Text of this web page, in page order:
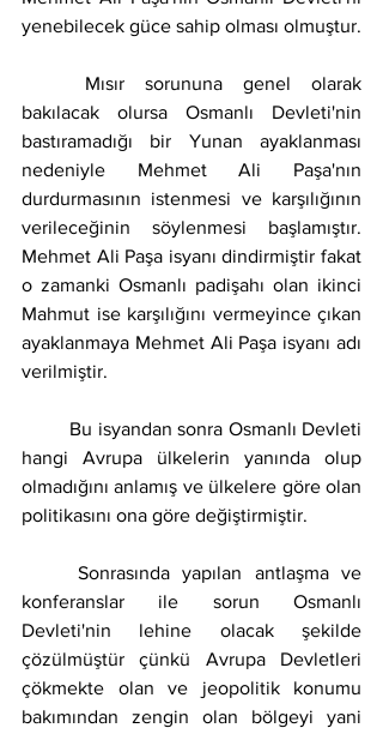
yenebilecek güce sahip olması olmuştur.
bakılacak olursa Osmanlı Devleti'nin
bastıramadığı bir Yunan ayaklanması
nedeniyle Mehmet Ali Paşa'nın
durdurmasının istenmesi ve karşılığının
verileceğinin söylenmesi başlamıştır.
Mehmet Ali Paşa isyanı dindirmiştir fakat
o zamanki Osmanlı padişahı olan ikinci
Mahmut ise karşılığını vermeyince çıkan
ayaklanmaya Mehmet Ali Paşa isyanı adı
verilmiştir.
hangi Avrupa ülkelerin yanında olup
olmadığını anlamış ve ülkelere göre olan
politikasını ona göre değiştirmiştir.
konferanslar ile sorun Osmanlı
Devleti'nin lehine olacak şekilde
çözülmüştür çünkü Avrupa Devletleri
çökmekte olan ve jeopolitik konumu
bakımından zengin olan bölgeyi yani